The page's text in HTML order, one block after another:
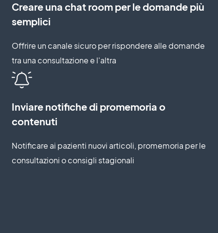
Creare una chat room per le domande più
semplici
Offrire un canale sicuro per rispondere alle domande
tra una consultazione e l'altra
Inviare notifiche di promemoria o
contenuti
Notificare ai pazienti nuovi articoli, promemoria per le
consultazioni o consigli stagionali